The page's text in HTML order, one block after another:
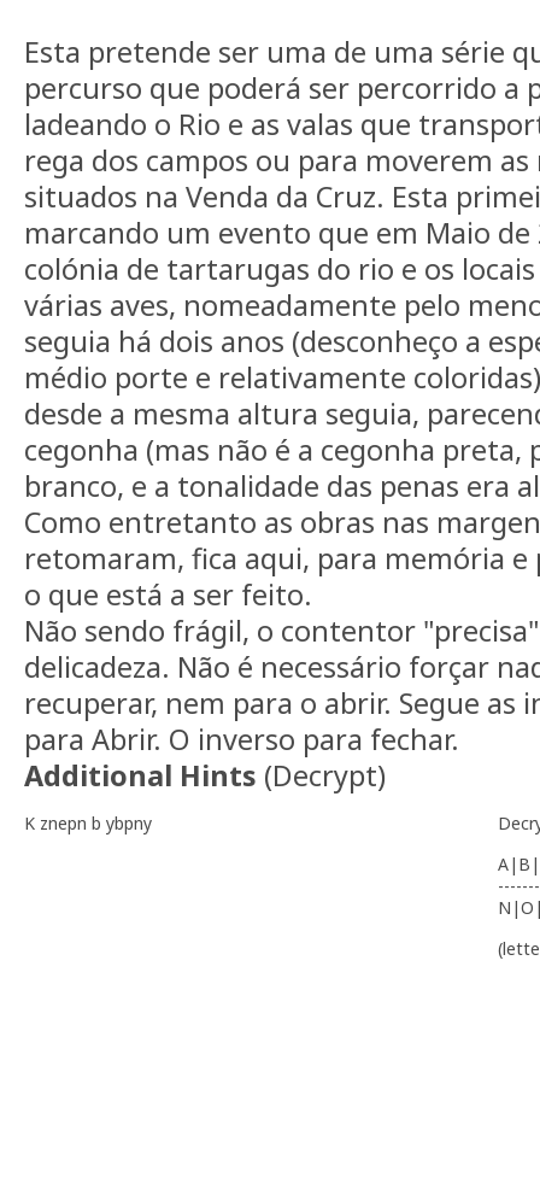
Esta pretende ser uma de uma série
percurso que poderá ser percorrido a
ladeando o Rio e as valas que
rega dos campos ou para moverem
situados na Venda da Cruz. Esta
marcando um evento que em Maio
colónia de tartarugas do rio e os
várias aves, nomeadamente pelo
seguia há dois anos (desconheço a
médio porte e relativamente
desde a mesma altura seguia,
cegonha (mas não é a cegonha
branco, e a tonalidade das penas era
Como entretanto as obras nas
retomaram, fica aqui, para memória
o que está a ser feito.
Não sendo frágil, o contentor
delicadeza. Não é necessário forçar
recuperar, nem para o abrir. Segue as
para Abrir. O inverso para fechar.
Additional Hints (Decrypt)
K znepn b ybpny